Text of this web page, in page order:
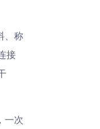
、称
接
一次